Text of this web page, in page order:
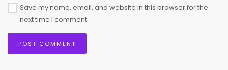
Save my name, email, and website in this browser for the
next time I comment.